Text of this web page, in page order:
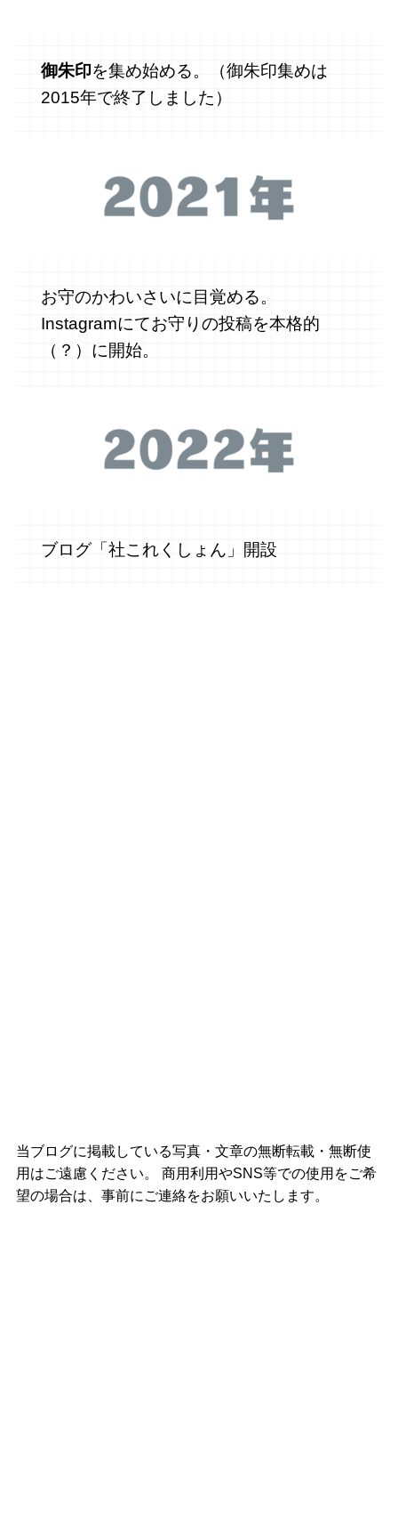
御朱印を集め始める。（御朱印集めは
2015年で終了しました）
お守のかわいさいに目覚める。
Instagramにてお守りの投稿を本格的
（？）に開始。
ブログ「社これくしょん」開設
当ブログに掲載している写真・文章の無断転載・無断使
用はご遠慮ください。 商用利用やSNS等での使用をご希
望の場合は、事前にご連絡をお願いいたします。